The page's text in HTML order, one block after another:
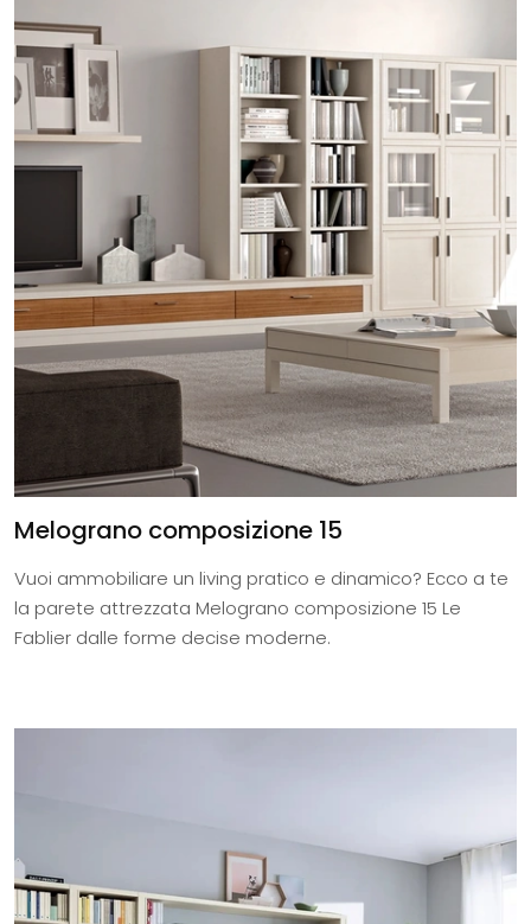
Melograno composizione 15
Vuoi ammobiliare un living pratico e dinamico? Ecco a te
la parete attrezzata Melograno composizione 15 Le
Fablier dalle forme decise moderne.